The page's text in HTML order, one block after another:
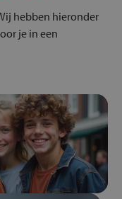
hebben hieronder
je in een